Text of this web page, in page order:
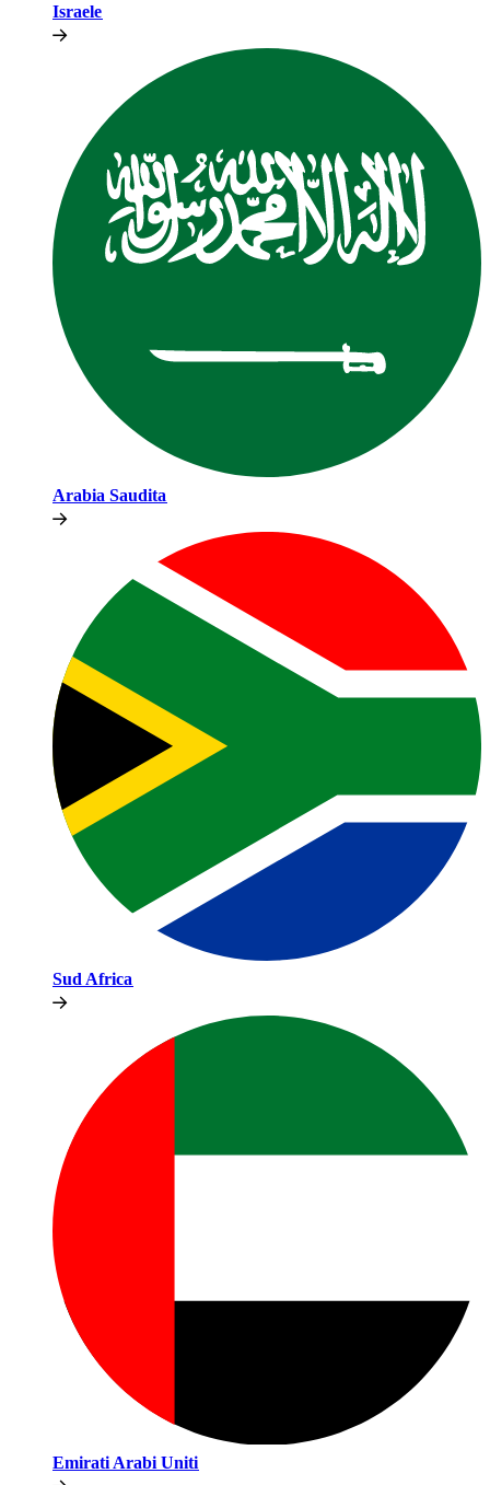
Israele​​
Arabia Saudita​​
Sud Africa​​
Emirati Arabi Uniti​​